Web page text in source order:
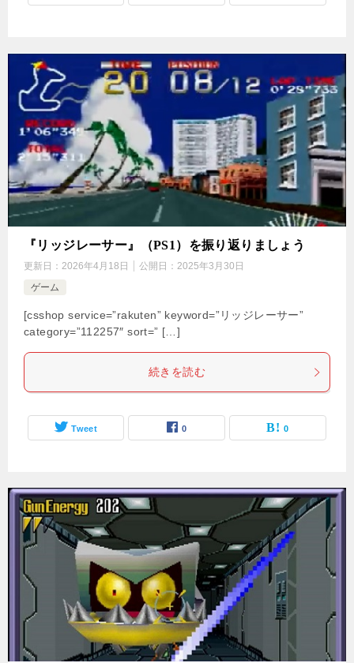
『リッジレーサー』（PS1）を振り返りましょう
更新日： 2026年4月18日 公開日： 2025年3月30日
ゲーム
[csshop service=”rakuten” keyword=”リッジレーサー”
category=”112257″ sort=” […]
続きを読む
Tweet 0 0